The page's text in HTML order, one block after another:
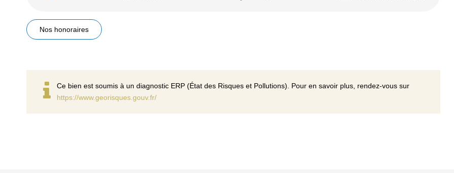
Nos honoraires
Ce bien est soumis à un diagnostic ERP (État des Risques et Pollutions). Pour en savoir plus, rendez-vous sur
https://www.georisques.gouv.fr/